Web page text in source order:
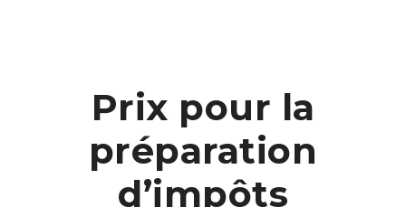
Prix pour la
préparation
d’impôts